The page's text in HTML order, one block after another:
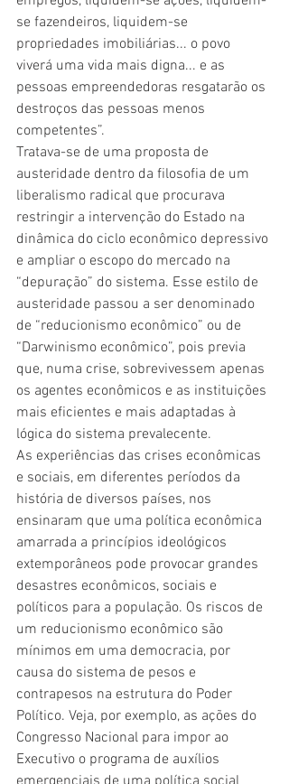
se fazendeiros, liquidem-se
propriedades imobiliárias... o povo
viverá uma vida mais digna... e as
pessoas empreendedoras resgatarão os
destroços das pessoas menos
competentes”.
Tratava-se de uma proposta de
austeridade dentro da filosofia de um
liberalismo radical que procurava
restringir a intervenção do Estado na
dinâmica do ciclo econômico depressivo
e ampliar o escopo do mercado na
“depuração” do sistema. Esse estilo de
austeridade passou a ser denominado
de “reducionismo econômico” ou de
“Darwinismo econômico”, pois previa
que, numa crise, sobrevivessem apenas
os agentes econômicos e as instituições
mais eficientes e mais adaptadas à
lógica do sistema prevalecente.
As experiências das crises econômicas
e sociais, em diferentes períodos da
história de diversos países, nos
ensinaram que uma política econômica
amarrada a princípios ideológicos
extemporâneos pode provocar grandes
desastres econômicos, sociais e
políticos para a população. Os riscos de
um reducionismo econômico são
mínimos em uma democracia, por
causa do sistema de pesos e
contrapesos na estrutura do Poder
Político. Veja, por exemplo, as ações do
Congresso Nacional para impor ao
Executivo o programa de auxílios